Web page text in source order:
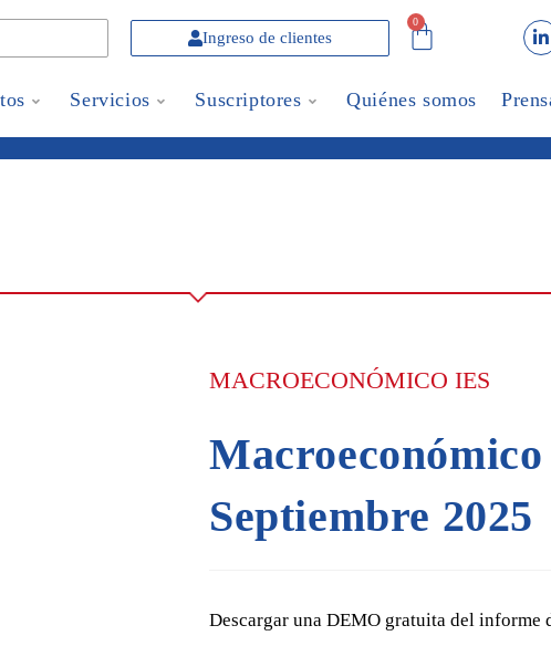
Ingreso de clientes
0
Servicios Suscriptores Quiénes somos
MACROECONÓMICO IES
Septiembre 2025
Descargar una DEMO gratuita del informe